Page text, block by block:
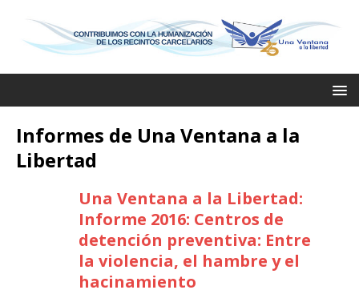
Informes de Una Ventana a la
Libertad
Una Ventana a la Libertad:
Informe 2016: Centros de
detención preventiva: Entre
la violencia, el hambre y el
hacinamiento